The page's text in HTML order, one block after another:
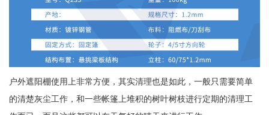
户外遮阳棚使用上非常方便，其实清理也是如此，一般只需要简单
的清楚灰尘工作，和一些帐篷上堆积的树叶树枝进行定期的清理工